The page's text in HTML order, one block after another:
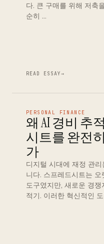
다. 큰 구매를 위해 저축
순히 …
READ ESSAY→
PERSONAL FINANCE
왜 AI 경비 추
시트를 완전
가
디지털 시대에 재정 관
니다. 스프레드시트는
도구였지만, 새로운 경
적기. 이러한 혁신적인